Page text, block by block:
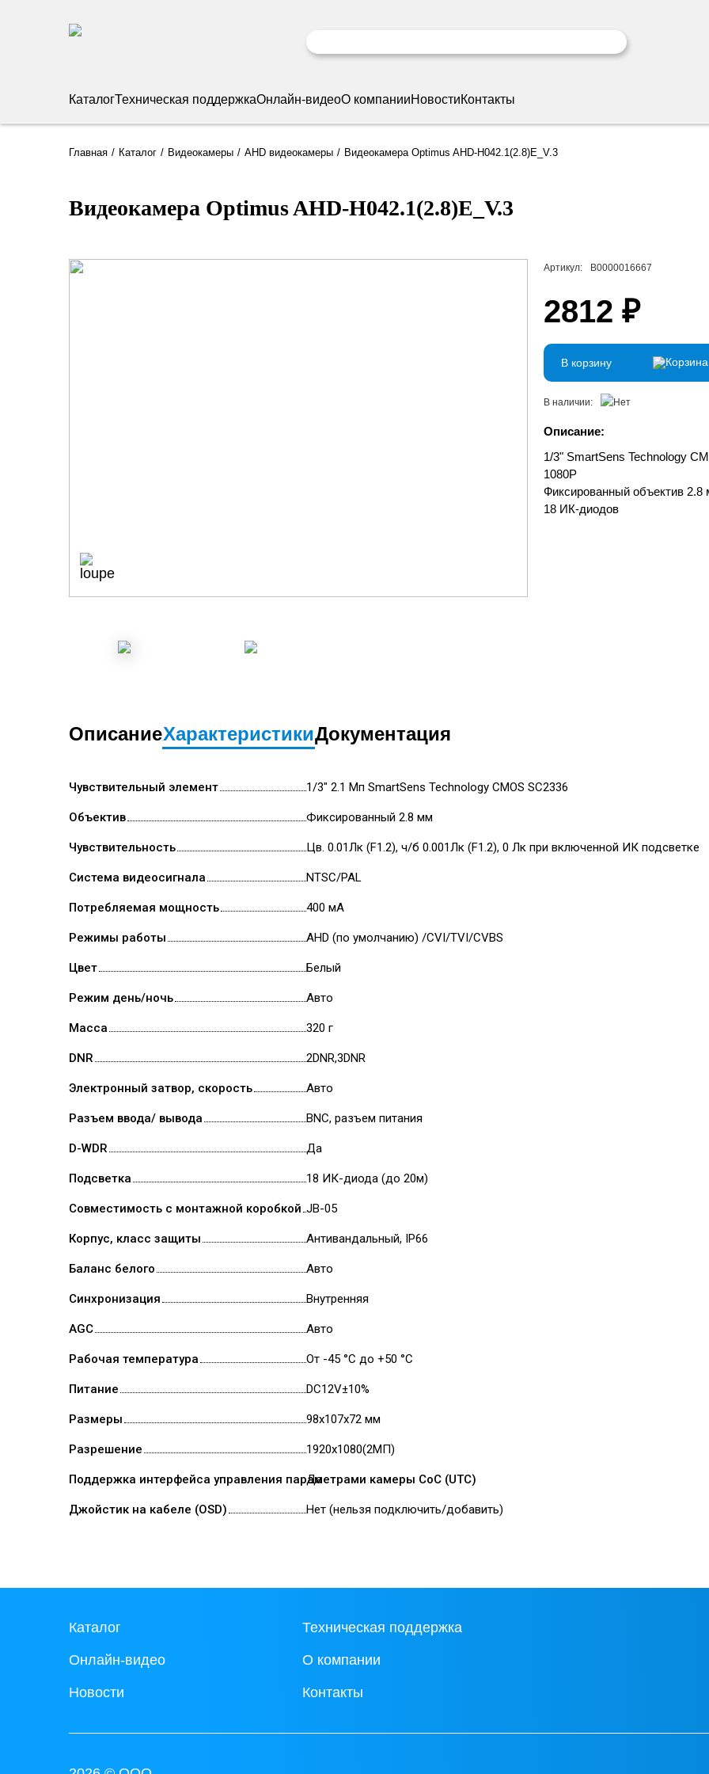
КаталогТехническая поддержкаОнлайн-видеоО компанииНовостиКонтакты
Главная Каталог Видеокамеры AHD видеокамеры Видеокамера Optimus AHD-H042.1(2.8)E_V.3
Видеокамера Optimus AHD-H042.1(2.8)E_V.3
Артикул: В0000016667
2812 ₽
В корзину
В наличии:
Описание:
1/3" SmartSens Technology
1080P
Фиксированный объектив 2.8
18 ИК-диодов
ОписаниеХарактеристикиДокументация
Чувствительный элемент 1/3" 2.1 Мп SmartSens Technology CMOS SC2336
Объектив Фиксированный 2.8 мм
Чувствительность Цв. 0.01Лк (F1.2), ч/б 0.001Лк (F1.2), 0 Лк при включенной ИК подсветке
Система видеосигнала NTSC/PAL
Потребляемая мощность 400 мА
Режимы работы AHD (по умолчанию) /CVI/TVI/CVBS
Цвет Белый
Режим день/ночь Авто
Масса 320 г
DNR 2DNR,3DNR
Электронный затвор, скорость Авто
Разъем ввода/ вывода BNC, разъем питания
D-WDR Да
Подсветка 18 ИК-диода (до 20м)
Совместимость с монтажной коробкой JB-05
Корпус, класс защиты Антивандальный, IP66
Баланс белого Авто
Синхронизация Внутренняя
AGC Авто
Рабочая температура От -45 °С до +50 °С
Питание DC12V±10%
Размеры 98х107х72 мм
Разрешение 1920х1080(2МП)
Поддержка интерфейса управления параметрами камеры CoC (UTC)
Да
Джойстик на кабеле (OSD) Нет (нельзя подключить/добавить)
Каталог Техническая поддержка
Онлайн-видео О компании
Новости Контакты